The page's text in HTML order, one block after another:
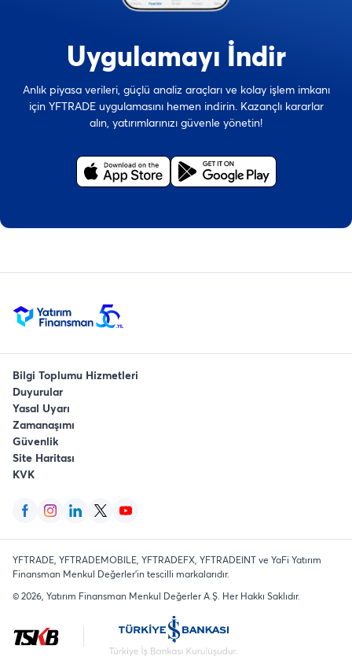
Uygulamayı İndir
Anlık piyasa verileri, güçlü analiz araçları ve kolay işlem imkanı
için YFTRADE uygulamasını hemen indirin. Kazançlı kararlar
alın, yatırımlarınızı güvenle yönetin!
Bilgi Toplumu Hizmetleri
Duyurular
Yasal Uyarı
Zamanaşımı
Güvenlik
Site Haritası
KVK
YFTRADE, YFTRADEMOBILE, YFTRADEFX, YFTRADEINT ve YaFi Yatırım
Finansman Menkul Değerler'in tescilli markalarıdır.
©2026 , Yatırım Finansman Menkul Değerler A.Ş. Her Hakkı Saklıdır.